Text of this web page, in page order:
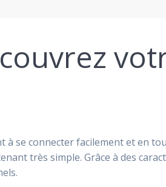
se connecter facilement et en
très simple. Grâce à des